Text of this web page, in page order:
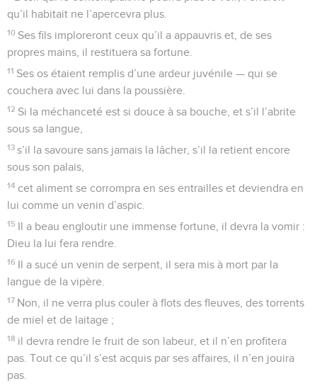
qu’il habitait ne l’apercevra plus.
10 Ses fils imploreront ceux qu’il a appauvris et, de ses
propres mains, il restituera sa fortune.
11 Ses os étaient remplis d’une ardeur juvénile — qui se
couchera avec lui dans la poussière.
12 Si la méchanceté est si douce à sa bouche, et s’il l’abrite
sous sa langue,
13 s’il la savoure sans jamais la lâcher, s’il la retient encore
sous son palais,
14 cet aliment se corrompra en ses entrailles et deviendra en
lui comme un venin d’aspic.
15 Il a beau engloutir une immense fortune, il devra la vomir :
Dieu la lui fera rendre.
16 Il a sucé un venin de serpent, il sera mis à mort par la
langue de la vipère.
17 Non, il ne verra plus couler à flots des fleuves, des torrents
de miel et de laitage ;
18 il devra rendre le fruit de son labeur, et il n’en profitera
pas. Tout ce qu’il s’est acquis par ses affaires, il n’en jouira
pas.